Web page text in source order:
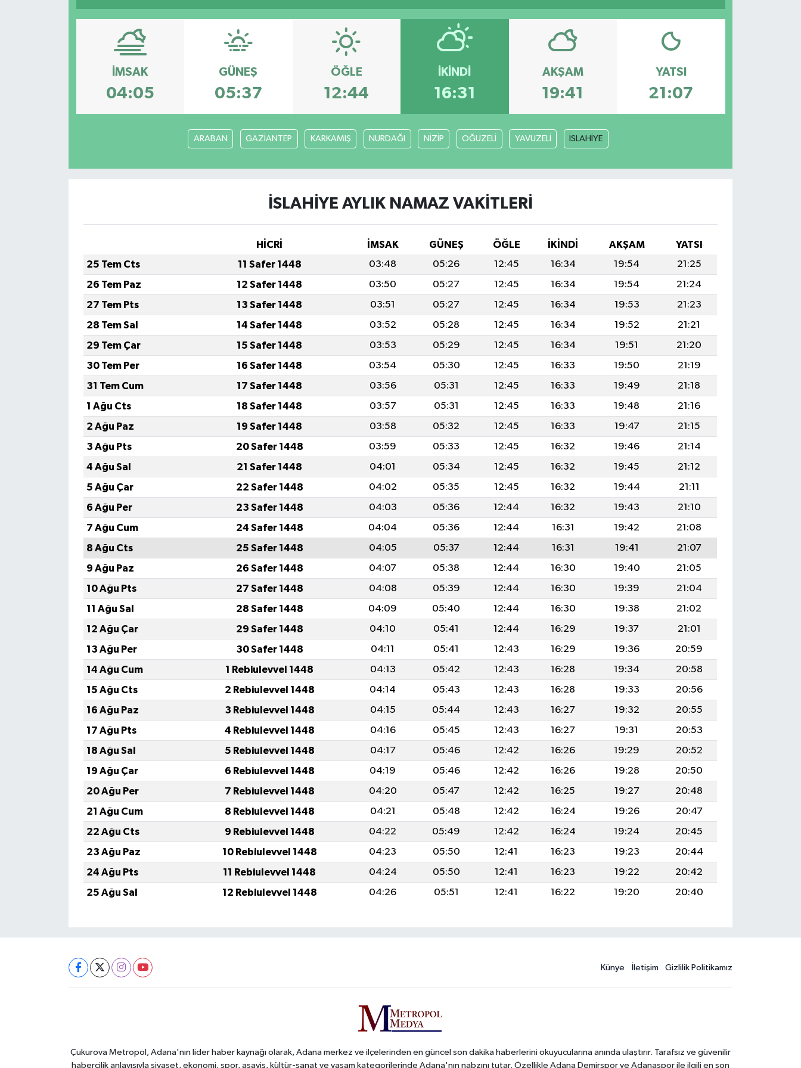
İMSAK
04:05
GÜNEŞ
05:37
ÖĞLE
12:44
İKINDI
16:31
AKŞAM
19:41
YATSI
21:07
ARABAN GAZİANTEP KARKAMIŞ NURDAĞI NİZİP OĞUZELİ YAVUZELİ İSLAHİYE
İSLAHİYE AYLIK NAMAZ VAKITLERI
HİCRİ İMSAK GÜNEŞ ÖĞLE İKINDI AKŞAM
YATSI
25 Tem Cts
11 Safer 1448 03:48 05:26 12:45 16:34 19:54
21:25
26 Tem Paz
12 Safer 1448 03:50 05:27 12:45 16:34 19:54
21:24
27 Tem Pts
13 Safer 1448 03:51 05:27 12:45 16:34 19:53
21:23
28 Tem Sal
14 Safer 1448 03:52 05:28 12:45 16:34 19:52
21:21
29 Tem Çar
15 Safer 1448 03:53 05:29 12:45 16:34 19:51
21:20
30 Tem Per
16 Safer 1448 03:54 05:30 12:45 16:33 19:50
21:19
31 Tem Cum
17 Safer 1448 03:56 05:31 12:45 16:33 19:49
21:18
1 Ağu Cts
18 Safer 1448 03:57 05:31 12:45 16:33 19:48
21:16
2 Ağu Paz
19 Safer 1448 03:58 05:32 12:45 16:33 19:47
21:15
3 Ağu Pts
20 Safer 1448 03:59 05:33 12:45 16:32 19:46
21:14
4 Ağu Sal
21 Safer 1448 04:01 05:34 12:45 16:32 19:45
21:12
5 Ağu Çar
22 Safer 1448 04:02 05:35 12:45 16:32 19:44
21:11
6 Ağu Per
23 Safer 1448 04:03 05:36 12:44 16:32 19:43
21:10
7 Ağu Cum
24 Safer 1448 04:04 05:36 12:44 16:31 19:42
21:08
8 Ağu Cts
25 Safer 1448 04:05 05:37 12:44 16:31 19:41
21:07
9 Ağu Paz
26 Safer 1448 04:07 05:38 12:44 16:30 19:40
21:05
10 Ağu Pts
27 Safer 1448 04:08 05:39 12:44 16:30 19:39
21:04
11 Ağu Sal
28 Safer 1448 04:09 05:40 12:44 16:30 19:38
21:02
12 Ağu Çar
29 Safer 1448 04:10 05:41 12:44 16:29 19:37
21:01
13 Ağu Per
30 Safer 1448 04:11 05:41 12:43 16:29 19:36
20:59
14 Ağu Cum
1 Rebiulevvel 1448 04:13 05:42 12:43 16:28 19:34
20:58
15 Ağu Cts
2 Rebiulevvel 1448 04:14 05:43 12:43 16:28 19:33
20:56
16 Ağu Paz
3 Rebiulevvel 1448 04:15 05:44 12:43 16:27 19:32
20:55
17 Ağu Pts
4 Rebiulevvel 1448 04:16 05:45 12:43 16:27 19:31
20:53
18 Ağu Sal
5 Rebiulevvel 1448 04:17 05:46 12:42 16:26 19:29
20:52
19 Ağu Çar
6 Rebiulevvel 1448 04:19 05:46 12:42 16:26 19:28
20:50
20 Ağu Per
7 Rebiulevvel 1448 04:20 05:47 12:42 16:25 19:27
20:48
21 Ağu Cum
8 Rebiulevvel 1448 04:21 05:48 12:42 16:24 19:26
20:47
22 Ağu Cts
9 Rebiulevvel 1448 04:22 05:49 12:42 16:24 19:24
20:45
23 Ağu Paz
10 Rebiulevvel 1448 04:23 05:50 12:41 16:23 19:23
20:44
24 Ağu Pts
11 Rebiulevvel 1448 04:24 05:50 12:41 16:23 19:22
20:42
25 Ağu Sal
12 Rebiulevvel 1448 04:26 05:51 12:41 16:22 19:20 20:40
Künye İletişim Gizlilik Politikamız
Çukurova Metropol, Adana'nın lider haber kaynağı olarak, Adana merkez ve ilçelerinden en güncel son dakika haberlerini okuyucularına anında ulaştırır. Tarafsız ve güvenilir
habercilik anlayışıyla siyaset, ekonomi, spor, asayiş, kültür-sanat ve yaşam kategorilerinde Adana'nın nabzını tutar. Özellikle Adana Demirspor ve Adanaspor ile ilgili en son
Resmi İlanlar